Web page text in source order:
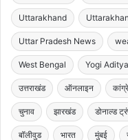
Uttarakhand
Uttar Pradesh News
West Bengal Yogi
उत्तराखंड ऑनलाइन
चुनाव झारखंड डोनाल्ड
बॉलीवुड भारत मुंबई